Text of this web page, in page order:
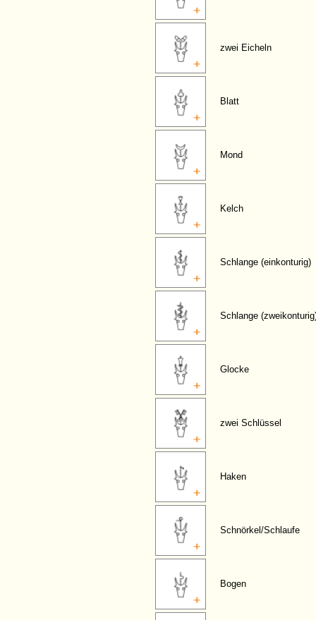
zwei Eicheln
Blatt
Mond
Kelch
Schlange (einkonturig)
Schlange
Glocke
zwei Schlüssel
Haken
Schnörkel/Schlaufe
Bogen